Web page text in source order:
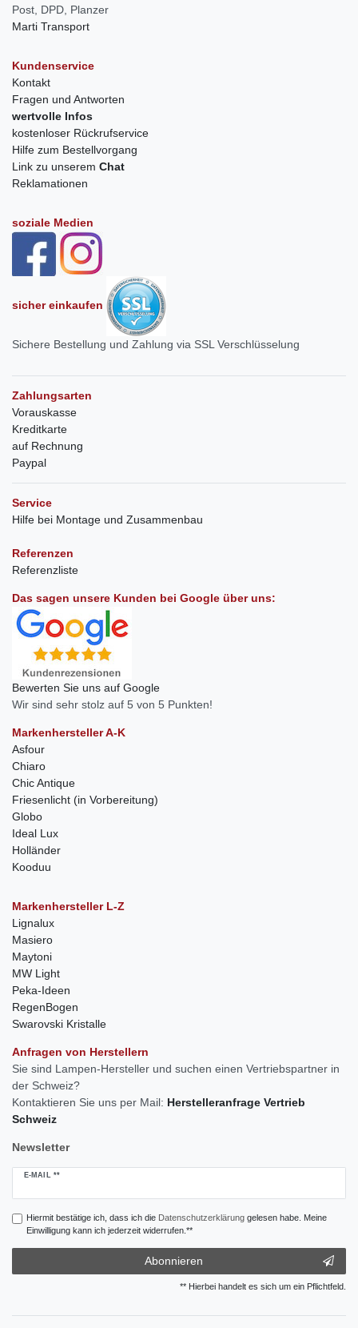
Post, DPD, Planzer
Marti Transport
Kundenservice
Kontakt
Fragen und Antworten
wertvolle Infos
kostenloser Rückrufservice
Hilfe zum Bestellvorgang
Link zu unserem Chat
Reklamationen
soziale Medien
sicher einkaufen
Sichere Bestellung und Zahlung via SSL Verschlüsselung
Zahlungsarten
Vorauskasse
Kreditkarte
auf Rechnung
Paypal
Service
Hilfe bei Montage und Zusammenbau
Referenzen
Referenzliste
Das sagen unsere Kunden bei Google über uns:
Bewerten Sie uns auf Google
Wir sind sehr stolz auf 5 von 5 Punkten!
Markenhersteller A-K
Asfour
Chiaro
Chic Antique
Friesenlicht (in Vorbereitung)
Globo
Ideal Lux
Holländer
Kooduu
Markenhersteller L-Z
Lignalux
Masiero
Maytoni
MW Light
Peka-Ideen
RegenBogen
Swarovski Kristalle
Anfragen von Herstellern
Sie sind Lampen-Hersteller und suchen einen Vertriebspartner in
der Schweiz?
Kontaktieren Sie uns per Mail: Herstelleranfrage Vertrieb
Schweiz
Newsletter
E-MAIL **
Newsletter
Hiermit bestätige ich, dass ich die Daten­schutz­erklärunggelesen habe. Meine
Einwilligung kann ich jederzeit widerrufen.**
Abonnieren
** Hierbei handelt es sich um ein Pflichtfeld.